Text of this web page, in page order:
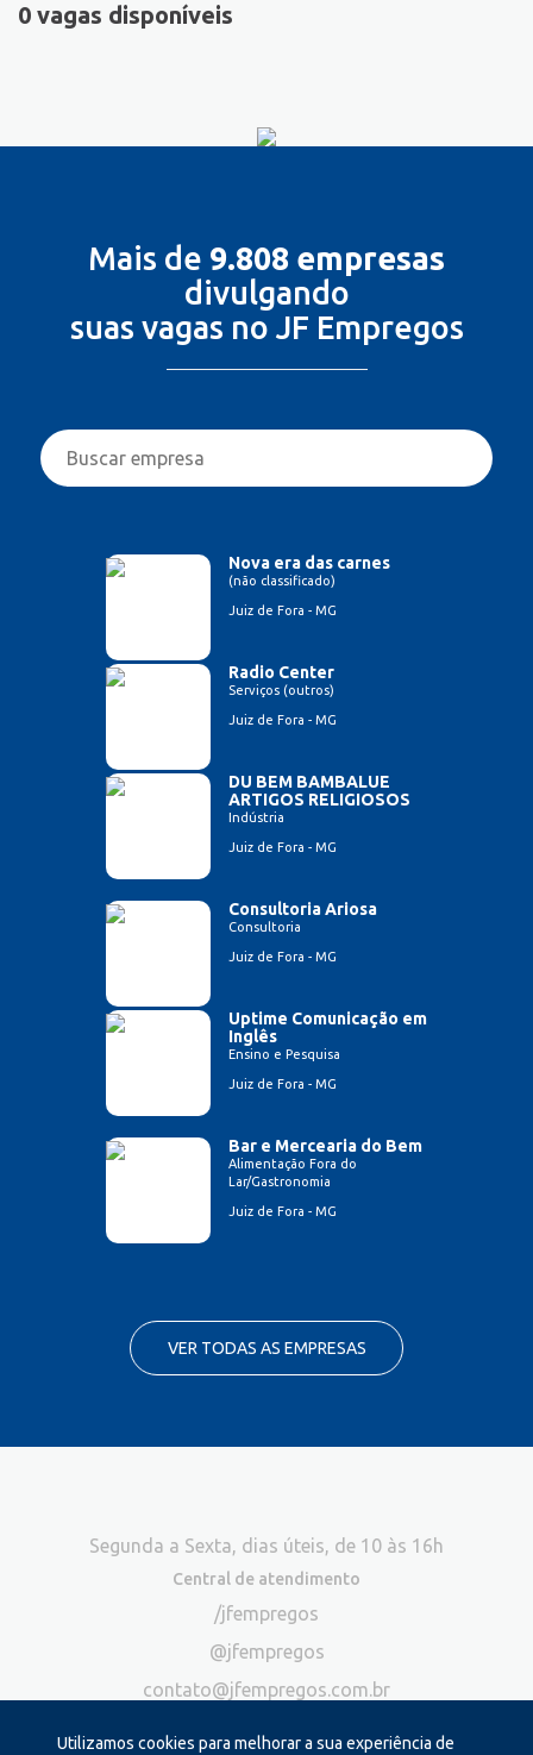
0 vagas disponíveis
Mais de 9.808 empresas
divulgando
suas vagas no JF Empregos
Nova era das carnes
(não classificado)
Juiz de Fora - MG
Radio Center
Serviços (outros)
Juiz de Fora - MG
DU BEM BAMBALUE
ARTIGOS RELIGIOSOS
Indústria
Juiz de Fora - MG
Consultoria Ariosa
Consultoria
Juiz de Fora - MG
Uptime Comunicação em
Inglês
Ensino e Pesquisa
Juiz de Fora - MG
Bar e Mercearia do Bem
Alimentação Fora do
Lar/Gastronomia
Juiz de Fora - MG
VER TODAS AS EMPRESAS
Utilizamos cookies para melhorar a sua experiência de
Segunda a Sexta, dias úteis, de 10 às 16h
Central de atendimento
/jfempregos
@jfempregos
contato@jfempregos.com.br